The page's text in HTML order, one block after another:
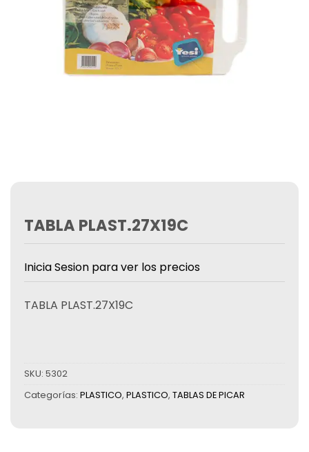
TABLA PLAST.27X19C
Inicia Sesion para ver los precios
TABLA PLAST.27X19C
SKU: 5302
Categorías: PLASTICO, PLASTICO, TABLAS DE PICAR